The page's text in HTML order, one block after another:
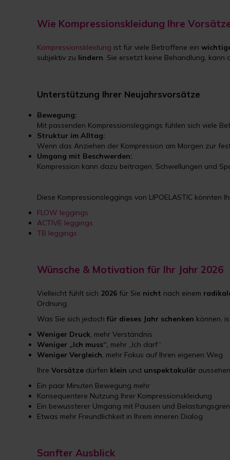
Wie Kompressionskleidung Ihre
Kompressionskleidung ist für viele Betroffene ein
subjektiv zu lindern. Sie ersetzt keine Behandlung, kann
Unterstützung Ihrer Neujahrsvorsätze
Bewegung:
Mit passenden Kompressionsleggings fühlen sich viele
Struktur im Alltag:
Wenn das Anziehen der Kompression am Morgen zur
Umgang mit Beschwerden:
Kompression kann dazu beitragen, Schwellungen und
Diese Kompressionsleggings von LIPOELASTIC könnten
FLOW leggings
ACTIVE leggings
TB leggings
Wünsche & Motivation für Ihr Jahr 2026
Vielleicht fühlt sich 2026 für Sie nicht nach einem
Ordnung.
Was Sie sich jedoch für dieses Jahr schenken können,
Weniger Druck, mehr Verständnis
Weniger „Ich muss“, mehr „Ich darf“
Weniger Vergleich, mehr Fokus auf Ihren eigenen Weg
Ihre Vorsätze dürfen klein und unspektakulär
Ein paar Minuten Bewegung mehr
Konsequentere Nutzung Ihrer Kompressionskleidung
Ein bewussterer Umgang mit Pausen und
Etwas mehr Freundlichkeit in Ihrem inneren Dialog
Sanfter Ausblick